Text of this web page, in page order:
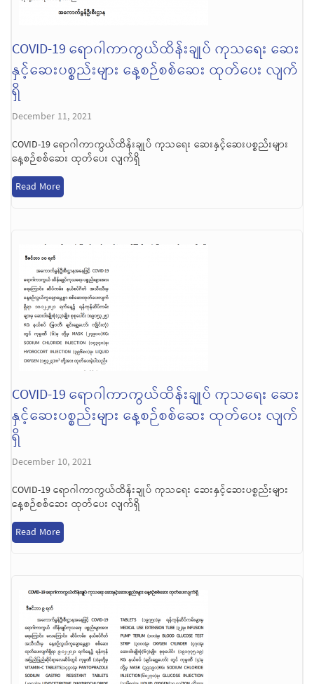
COVID-19 ရောဂါကာကွယ်ထိန်းချုပ် ကုသရေး ဆေး
နှင့်ဆေးပစ္စည်းများ နေ့စဉ်စစ်ဆေး ထုတ်ပေး လျက်
ရှိ
December 11, 2021
COVID-19 ရောဂါကာကွယ်ထိန်းချုပ် ကုသရေး ဆေးနှင့်ဆေးပစ္စည်းများ
နေ့စဉ်စစ်ဆေး ထုတ်ပေး လျက်ရှိ
Read More
COVID-19 ရောဂါကာကွယ်ထိန်းချုပ် ကုသရေး ဆေး
နှင့်ဆေးပစ္စည်းများ နေ့စဉ်စစ်ဆေး ထုတ်ပေး လျက်
ရှိ
December 10, 2021
COVID-19 ရောဂါကာကွယ်ထိန်းချုပ် ကုသရေး ဆေးနှင့်ဆေးပစ္စည်းများ
နေ့စဉ်စစ်ဆေး ထုတ်ပေး လျက်ရှိ
Read More